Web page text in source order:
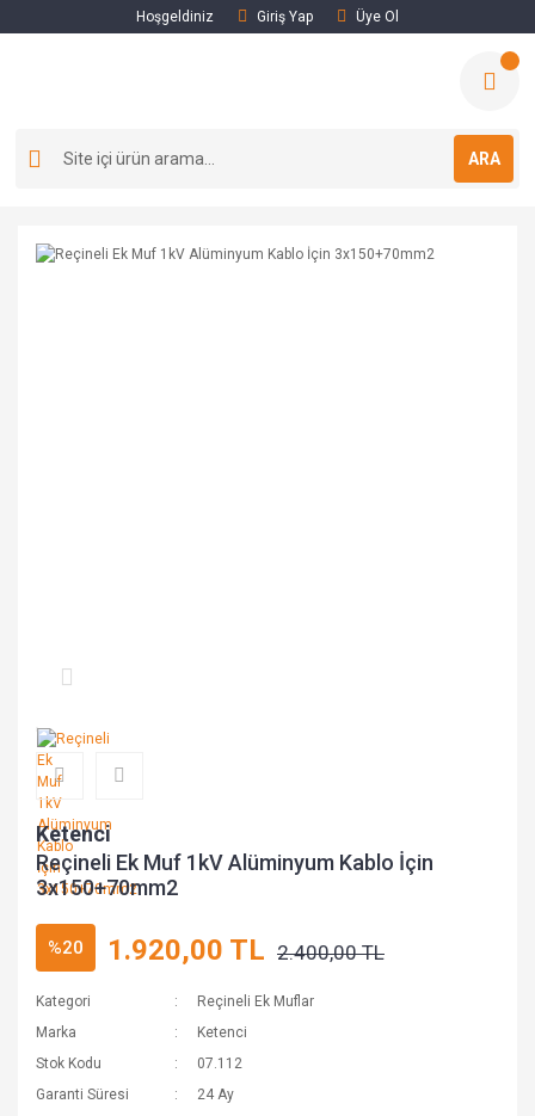
Hoşgeldiniz Giriş Yap Üye Ol
ARA
Ketenci
Reçineli Ek Muf 1kV Alüminyum Kablo İçin
3x150+70mm2
%20 1.920,00 TL 2.400,00 TL
Kategori
Reçineli Ek Muflar
Marka
Ketenci
Stok Kodu
07.112
Garanti Süresi
24 Ay